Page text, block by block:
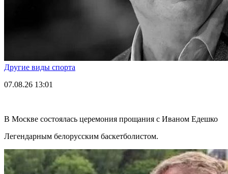
Другие виды спорта
07.08.26 13:01
В Москве состоялась церемония прощания с Иваном Едешко
Легендарным белорусским баскетболистом.